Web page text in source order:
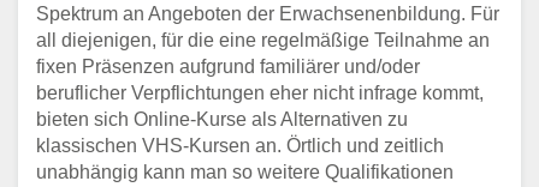
Spektrum an Angeboten der Erwachsenenbildung. Für
all diejenigen, für die eine regelmäßige Teilnahme an
fixen Präsenzen aufgrund familiärer und/oder
beruflicher Verpflichtungen eher nicht infrage kommt,
bieten sich Online-Kurse als Alternativen zu
klassischen VHS-Kursen an. Örtlich und zeitlich
unabhängig kann man so weitere Qualifikationen